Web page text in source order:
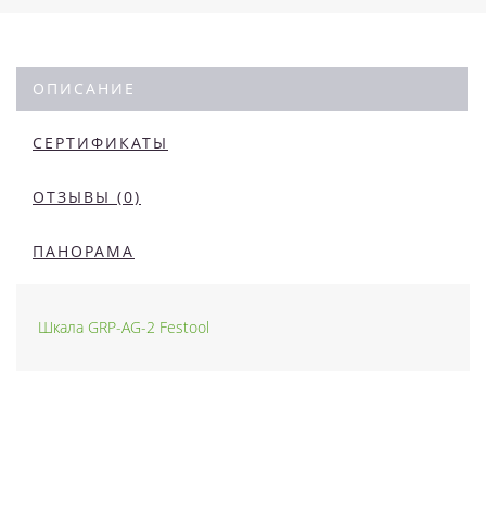
ОПИСАНИЕ
СЕРТИФИКАТЫ
ОТЗЫВЫ (0)
ПАНОРАМА
Шкала GRP-AG-2 Festool